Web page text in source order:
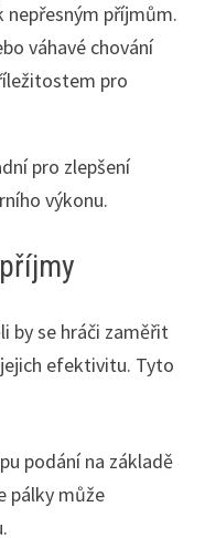
nepřesným příjmům.
váhavé chování
pro
pro zlepšení
výkonu.
by se hráči zaměřit
efektivitu. Tyto
podání na základě
pálky může